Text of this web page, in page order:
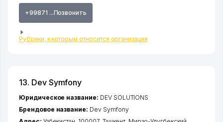
+99871 ...Позвонить
Рубрики, к которым относится организация
13. Dev Symfony
Юридическое название: DEV SOLUTIONS
Брендовое название: Dev Symfony